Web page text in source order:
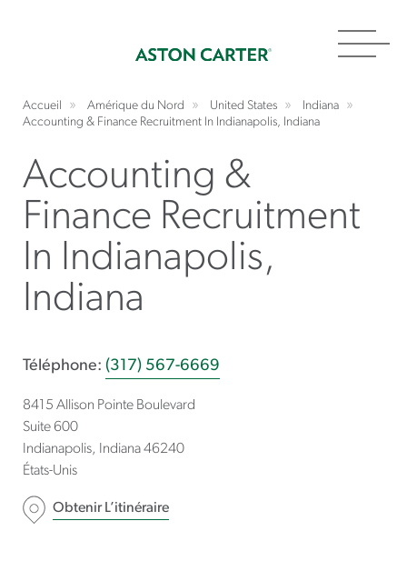
Accueil Amérique du Nord United States
Indiana
Accounting & Finance Recruitment In Indianapolis, Indiana
Accounting &
Finance Recruitment
In Indianapolis,
Indiana
Téléphone: (317) 567-6669
8415 Allison Pointe Boulevard
Suite 600
Indianapolis
Indiana46240
États-Unis
Obtenir L’itinéraire